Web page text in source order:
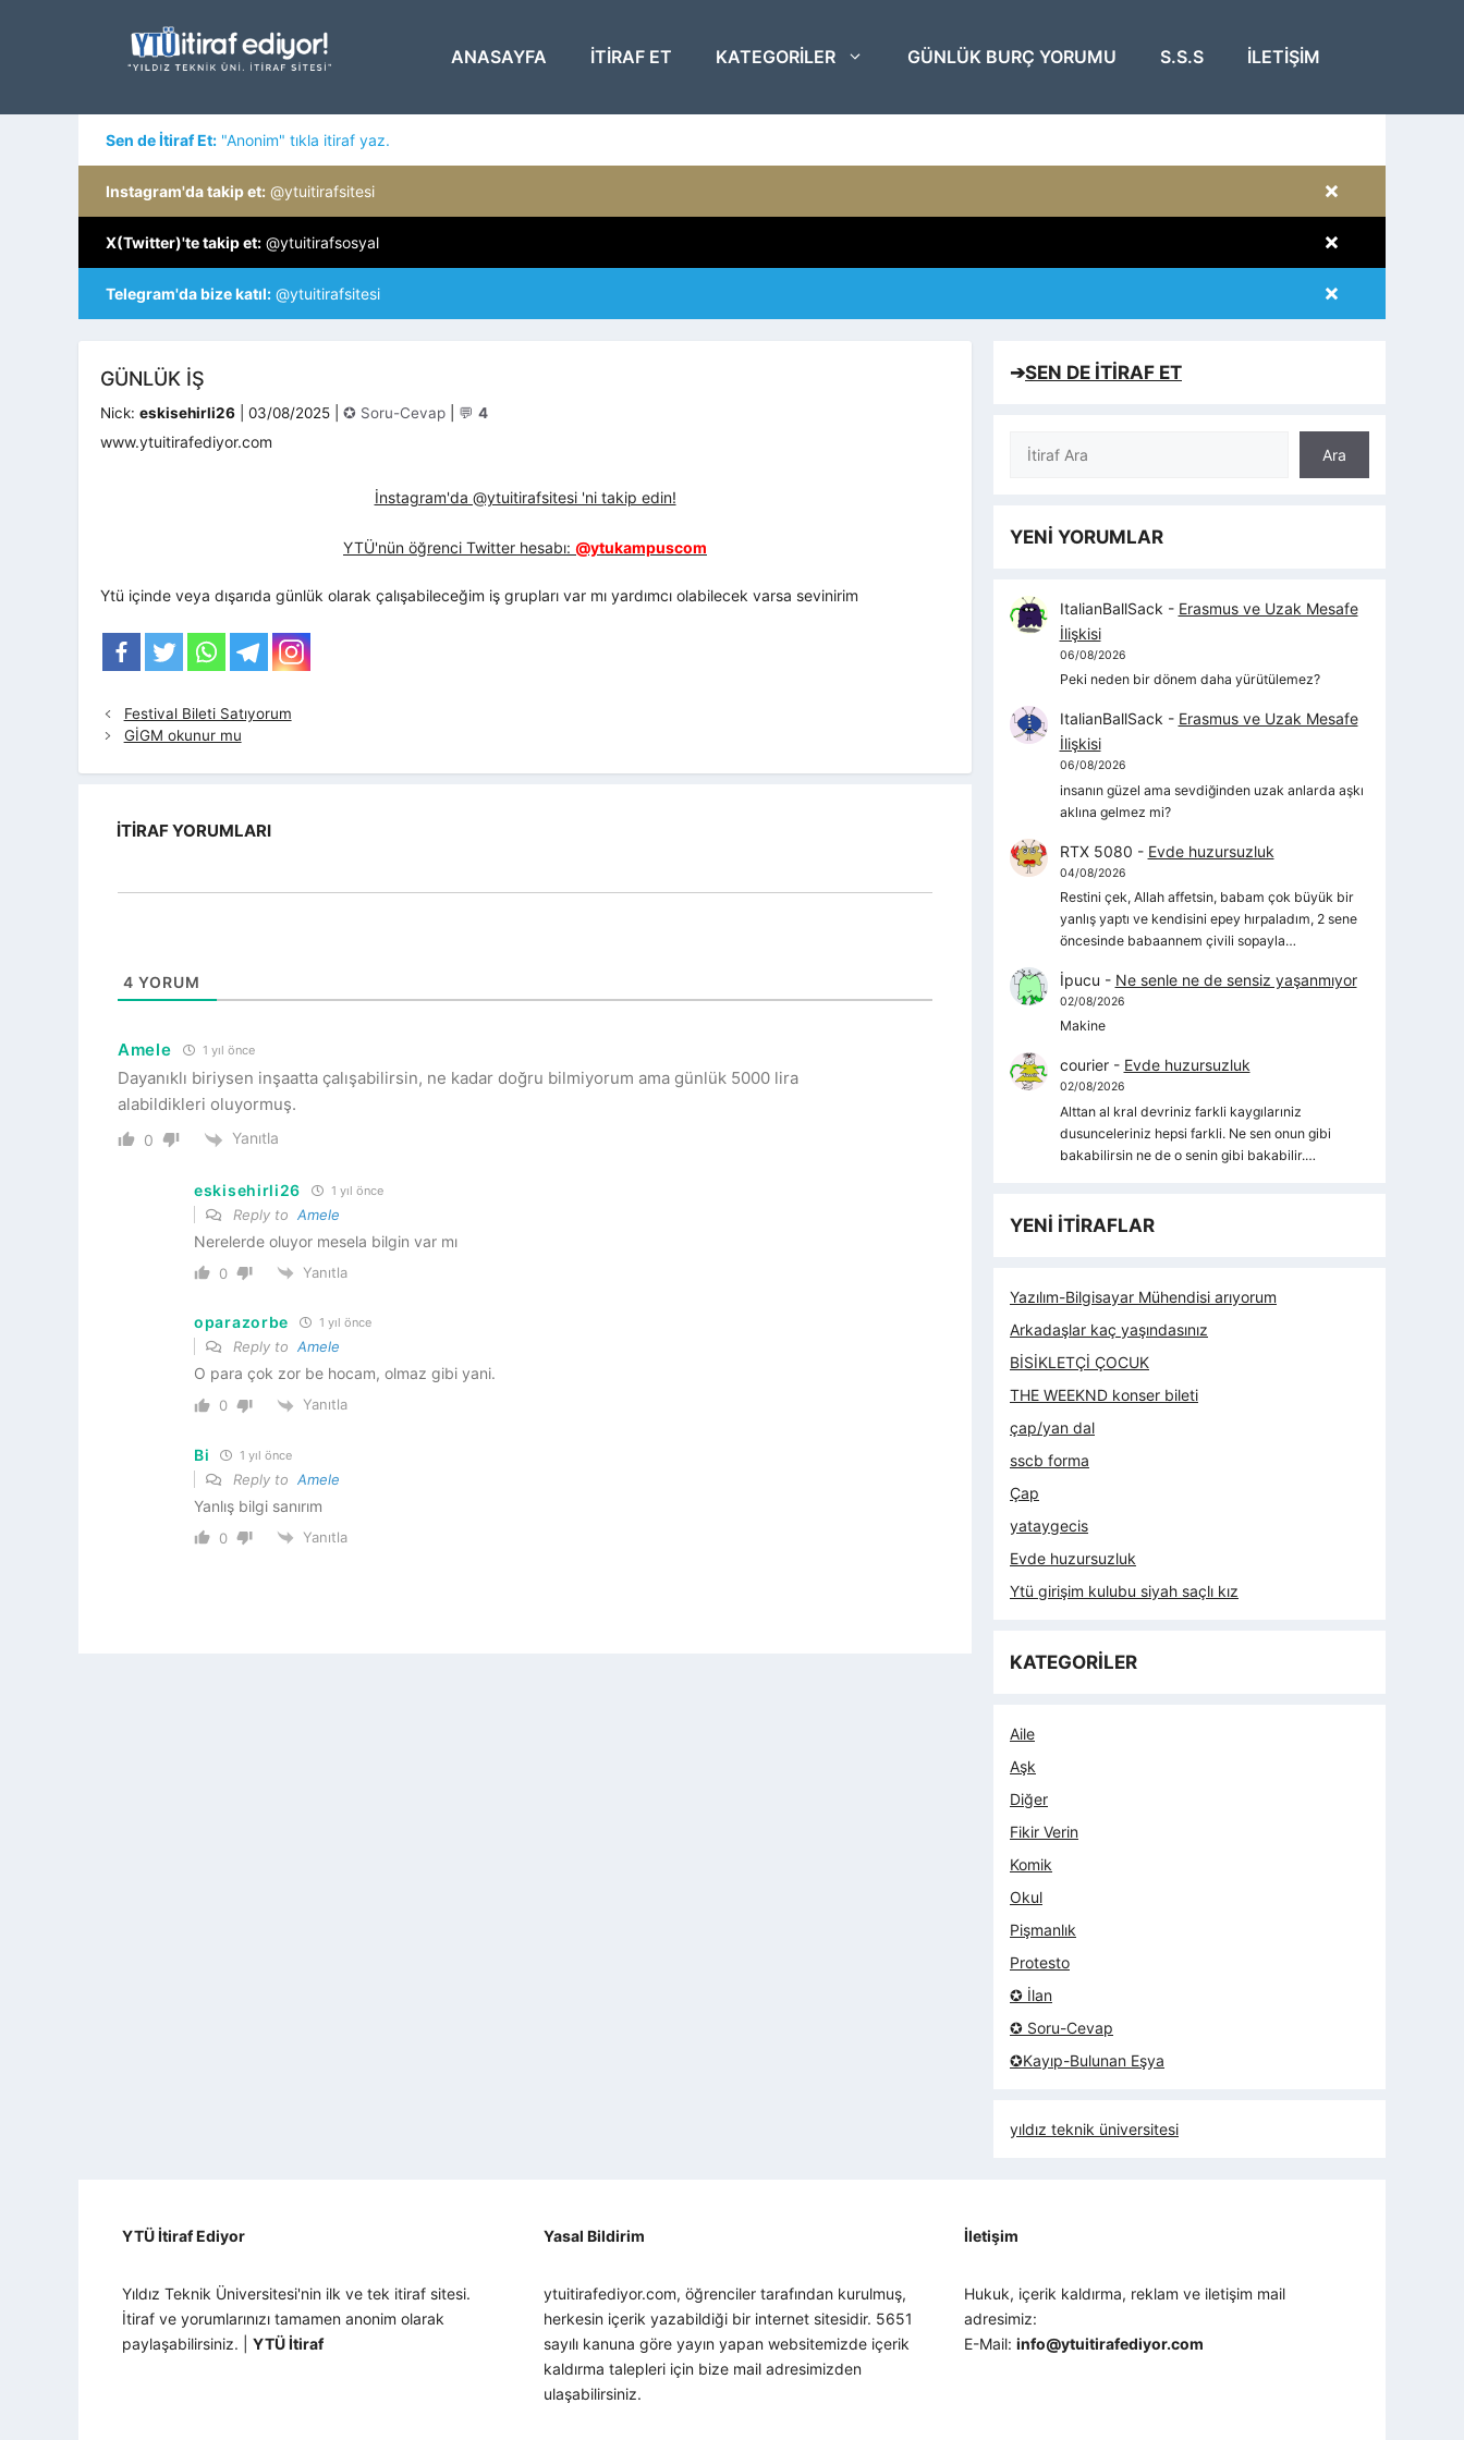
ANASAYFA ITIRAF ET KATEGORILER GÜNLÜK BURÇ YORUMU S.S.S İLETIŞIM
Sen de İtiraf Et: "Anonim" tıkla itiraf yaz.
×
Instagram'da takip et: @ytuitirafsitesi
×
X(Twitter)'te takip et: @ytuitirafsosyal
×
Telegram'da bize katıl: @ytuitirafsitesi
GÜNLÜK İŞ
Nick: eskisehirli26 03/08/2025 Kategoriler
✪ Soru-Cevap 💬 4
www.ytuitirafediyor.com
İnstagram'da @ytuitirafsitesi 'ni takip edin!
YTÜ'nün öğrenci Twitter hesabı: @ytukampuscom
Ytü içinde veya dışarıda günlük olarak çalışabileceğim iş grupları var mı yardımcı olabilecek varsa sevinirim
Festival Bileti Satıyorum
GİGM okunur mu
İTIRAF YORUMLARI
4 YORUM
Amele 1 yıl önce
Dayanıklı biriysen inşaatta çalışabilirsin, ne kadar doğru bilmiyorum ama günlük 5000 lira
alabildikleri oluyormuş.
0 Yanıtla
eskisehirli26 1 yıl önce
Reply to Amele
Nerelerde oluyor mesela bilgin var mı
0 Yanıtla
oparazorbe 1 yıl önce
Reply to Amele
O para çok zor be hocam, olmaz gibi yani.
0 Yanıtla
Bi 1 yıl önce
Reply to Amele
Yanlış bilgi sanırım
0 Yanıtla
➔SEN DE İTİRAF ET
Ara
Ara
YENİ YORUMLAR
ItalianBallSack - Erasmus ve Uzak Mesafe
İlişkisi
06/08/2026
Peki neden bir dönem daha yürütülemez?
ItalianBallSack - Erasmus ve Uzak Mesafe
İlişkisi
06/08/2026
insanın güzel ama sevdiğinden uzak anlarda aşkı
aklına gelmez mi?
RTX 5080 - Evde huzursuzluk
04/08/2026
Restini çek, Allah affetsin, babam çok büyük bir
yanlış yaptı ve kendisini epey hırpaladım, 2 sene
öncesinde babaannem çivili sopayla…
İpucu - Ne senle ne de sensiz yaşanmıyor
02/08/2026
Makine
courier- Evde huzursuzluk
02/08/2026
Alttan al kral devriniz farkli kaygılarıniz
dusunceleriniz hepsi farkli. Ne sen onun gibi
bakabilirsin ne de o senin gibi bakabilir.…
YENİ İTİRAFLAR
Yazılım-Bilgisayar Mühendisi arıyorum
Arkadaşlar kaç yaşındasınız
BİSİKLETÇİ ÇOCUK
THE WEEKND konser bileti
çap/yan dal
sscb forma
Çap
yataygecis
Evde huzursuzluk
Ytü girişim kulubu siyah saçlı kız
KATEGORİLER
Aile
Aşk
Diğer
Fikir Verin
Komik
Okul
Pişmanlık
Protesto
✪ İlan
✪ Soru-Cevap
✪Kayıp-Bulunan Eşya
yıldız teknik üniversitesi
YTÜ İtiraf Ediyor
Yıldız Teknik Üniversitesi'nin ilk ve tek itiraf sitesi.
İtiraf ve yorumlarınızı tamamen anonim olarak
paylaşabilirsiniz. | YTÜ İtiraf
Yasal Bildirim
ytuitirafediyor.com, öğrenciler tarafından kurulmuş,
herkesin içerik yazabildiği bir internet sitesidir. 5651
sayılı kanuna göre yayın yapan websitemizde içerik
kaldırma talepleri için bize mail adresimizden
ulaşabilirsiniz.
İletişim
Hukuk, içerik kaldırma, reklam ve iletişim mail
adresimiz:
E-Mail:info@ytuitirafediyor.com